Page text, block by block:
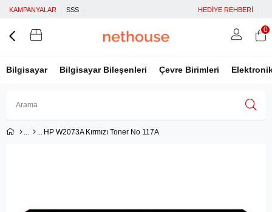
KAMPANYALAR SSS HEDİYE REHBERİ
Bilgisayar Bilgisayar Bileşenleri Çevre Birimleri
0
HP W2073A Kırmızı Toner No 117A